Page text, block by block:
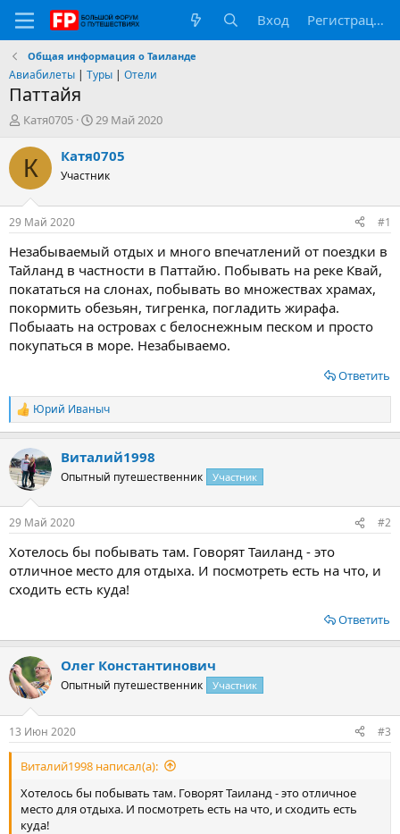
Вход Регистрация
Общая информация о Таиланде
Авиабилеты | Туры | Отели
Паттайя
А
т
о
т
е
м
ы
Катя0705
Д
т
н
а
л
29 Май 2020
К Катя0705
Участник
29 Май 2020 #1
Незабываемый отдых и много впечатлений от поездки в
Тайланд в частности в Паттайю. Побывать на реке Квай,
покататься на слонах, побывать во множествах храмах,
покормить обезьян, тигренка, погладить жирафа.
Побыаать на островах с белоснежным песком и просто
покупаться в море. Незабываемо.
Ответить
Р
е
к
ц
и
Юрий Иваныч
Виталий1998
Опытный путешественник Участник
29 Май 2020 #2
Хотелось бы побывать там. Говорят Таиланд - это
отличное место для отдыха. И посмотреть есть на что, и
сходить есть куда!
Ответить
Олег Константинович
Опытный путешественник Участник
13 Июн 2020 #3
Виталий1998 написал(а):
Хотелось бы побывать там. Говорят Таиланд - это отличное
место для отдыха. И посмотреть есть на что, и сходить есть
куда!